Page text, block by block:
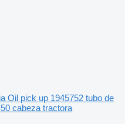
Oil pick up 1945752 tubo de
cabeza tractora